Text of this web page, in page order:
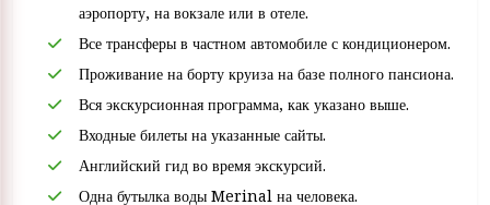
аэропорту, на вокзале или в отеле.
Все трансферы в частном автомобиле с кондиционером.
Проживание на борту круиза на базе полного пансиона.
Вся экскурсионная программа, как указано выше.
Входные билеты на указанные сайты.
Английский гид во время экскурсий.
Одна бутылка воды Merinal на человека.